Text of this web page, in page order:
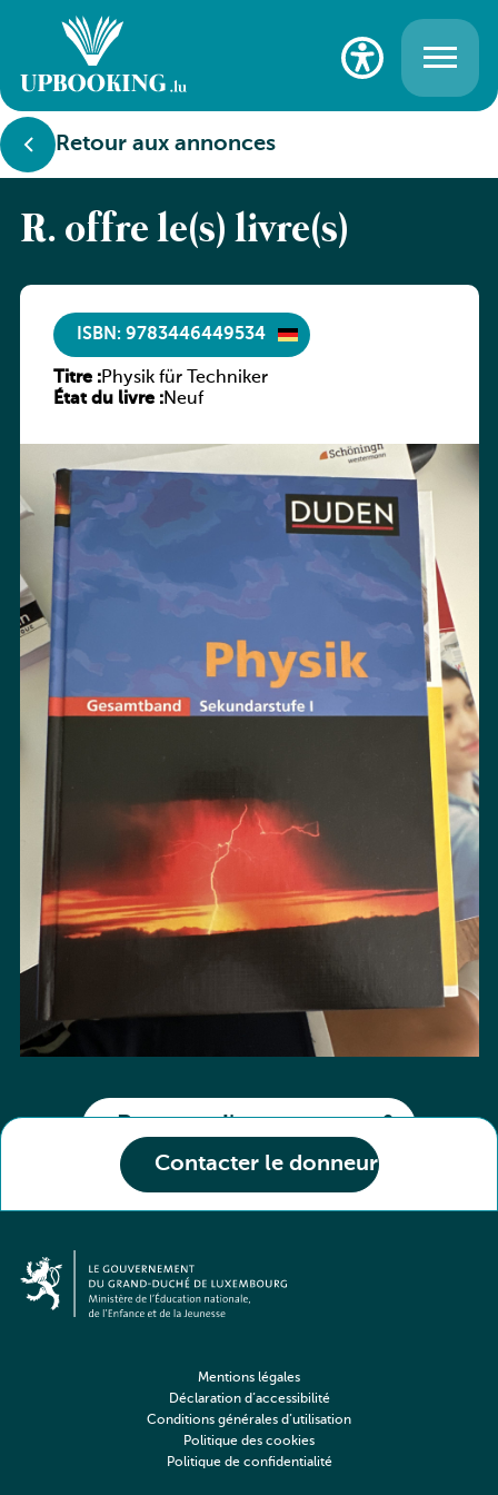
Retour aux annonces
Contacter le donneur
R. offre le(s) livre(s)
ISBN: 9783446449534
Titre :Physik für Techniker
État du livre :Neuf
Partager l'annonce
Mentions légales
Déclaration d’accessibilité
Conditions générales d’utilisation
Politique des cookies
Politique de confidentialité